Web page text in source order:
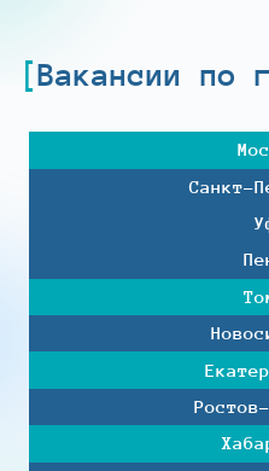
Вакансии по
Санкт-